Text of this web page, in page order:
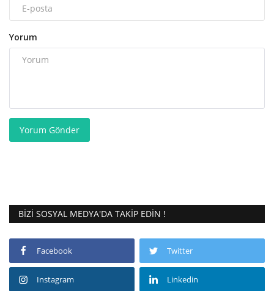
Yorum
Yorum Gönder
BIZI SOSYAL MEDYA'DA TAKIP EDIN !
Facebook Twitter
Instagram Linkedin